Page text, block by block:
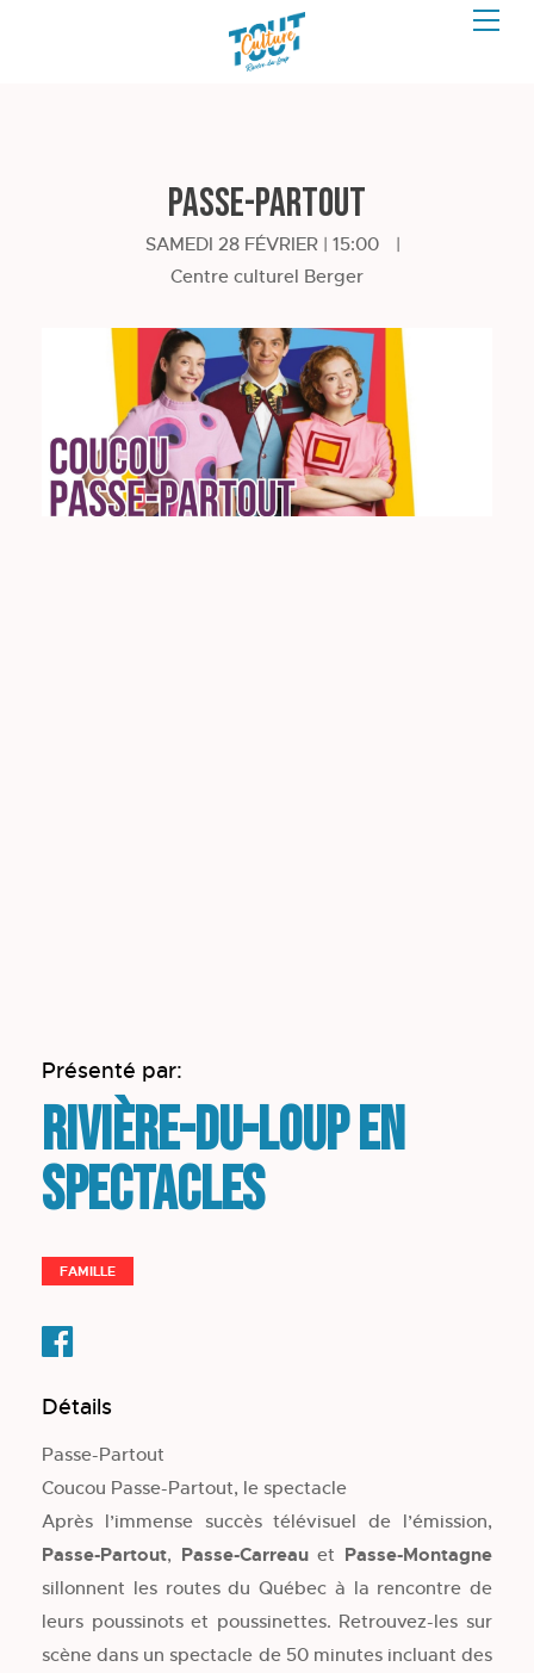
Passe-Partout
SAMEDI 28 FÉVRIER | 15:00
|
Centre culturel Berger
Présenté par:
Rivière-du-Loup en
spectacles
FAMILLE
Détails
Passe-Partout
Coucou Passe-Par­tout, le spectacle
Après l’immense succès télévisuel de l’émission,
Passe-Partout, Passe-Carreauet Passe-Montagne
sillonnent les routes du Québec à la rencontre de
leurs poussinots et poussinettes. Retrouvez-les sur
scène dans un spectacle de 50 minutes incluant des